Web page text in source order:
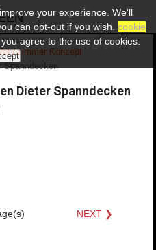
Konzept
Spanndecken
Dieter Spanndecken
NEXT ❯
your experience. We'll
can opt-out if you wish. cookie
agree to the use of cookies.